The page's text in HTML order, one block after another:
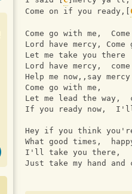
Come on if you ready,[
Come go with me,
Lord have mercy, Come
Let me take you there
Lord have mercy,
Help me now,,say
Come go with me,
Let me lead the way,
If you ready now,
Hey if you think
What good times,
I'll take you there,
Just take my hand